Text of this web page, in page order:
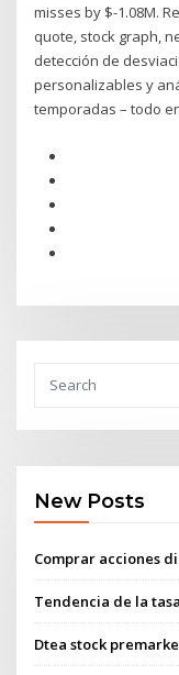
misses by $-1.08M.
quote, stock graph,
detección de
personalizables y
temporadas – todo
New Posts
Comprar acciones
Tendencia de la
Dtea stock